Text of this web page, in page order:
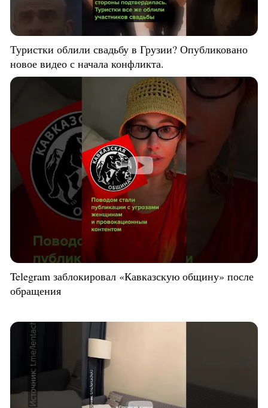
Туристки облили свадьбу в Грузии? Опубликовано
новое видео с начала конфликта.
Telegram заблокировал «Кавказскую общину» после
обращения